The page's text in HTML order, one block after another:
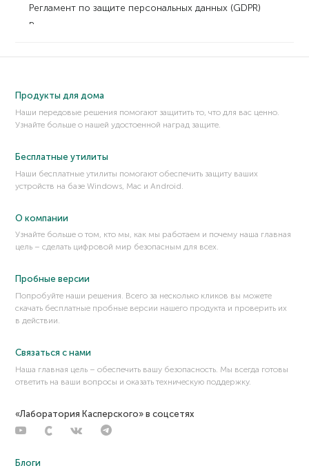
Регламент по защите персональных данных (GDPR)
Редиректор
Репак
Рукопожатие
Продукты для дома
Наши передовые решения помогают защитить то, что для вас ценно.
Узнайте больше о нашей удостоенной наград защите.
Бесплатные утилиты
Наши бесплатные утилиты помогают обеспечить защиту ваших
устройств на базе Windows, Mac и Android.
О компании
Узнайте больше о том, кто мы, как мы работаем и почему наша главная
цель – сделать цифровой мир безопасным для всех.
Пробные версии
Попробуйте наши решения. Всего за несколько кликов вы можете
скачать бесплатные пробные версии нашего продукта и проверить их
в действии.
Связаться с нами
Наша главная цель – обеспечить вашу безопасность. Мы всегда готовы
ответить на ваши вопросы и оказать техническую поддержку.
«Лаборатория Касперского» в соцсетях
Блоги